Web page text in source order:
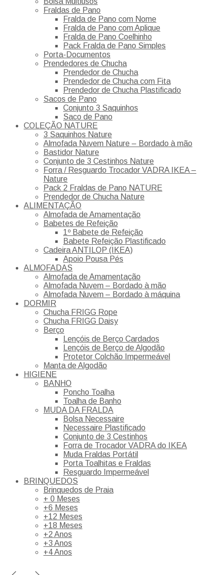
Fraldas de Pano
Fralda de Pano com Nome
Fralda de Pano com Aplique
Fralda de Pano Coelhinho
Pack Fralda de Pano Simples
Porta-Documentos
Prendedores de Chucha
Prendedor de Chucha
Prendedor de Chucha com Fita
Prendedor de Chucha Plastificado
Sacos de Pano
Conjunto 3 Saquinhos
Saco de Pano
COLEÇÃO NATURE
3 Saquinhos Nature
Almofada Nuvem Nature – Bordado à mão
Bastidor Nature
Conjunto de 3 Cestinhos Nature
Forra / Resguardo Trocador VADRA IKEA –
Nature
Pack 2 Fraldas de Pano NATURE
Prendedor de Chucha Nature
ALIMENTAÇÃO
Almofada de Amamentação
Babetes de Refeição
1º Babete de Refeição
Babete Refeição Plastificado
Cadeira ANTILOP (IKEA)
Apoio Pousa Pés
ALMOFADAS
Almofada de Amamentação
Almofada Nuvem – Bordado à mão
Almofada Nuvem – Bordado à máquina
DORMIR
Chucha FRIGG Rope
Chucha FRIGG Daisy
Berço
Lençóis de Berço Cardados
Lençóis de Berço de Algodão
Protetor Colchão Impermeável
Manta de Algodão
HIGIENE
BANHO
Poncho Toalha
Toalha de Banho
MUDA DA FRALDA
Bolsa Necessaire
Necessaire Plastificado
Conjunto de 3 Cestinhos
Forra de Trocador VADRA do IKEA
Muda Fraldas Portátil
Porta Toalhitas e Fraldas
Resguardo Impermeável
BRINQUEDOS
Brinquedos de Praia
+ 0 Meses
+6 Meses
+12 Meses
+18 Meses
+2 Anos
+3 Anos
+4 Anos